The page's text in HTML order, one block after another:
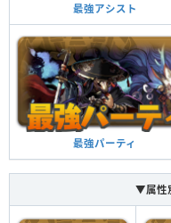
ダンジ
（ダメ
コンボ強化
7コンボ
が3倍に
ダメージ無効貫通
自分と
撃力が
がかな
覚醒アシスト
が付与
マシンタイプ追加
ダンジ
スキルブースト
チーム
最強アシスト
最強パーティ
▼属性